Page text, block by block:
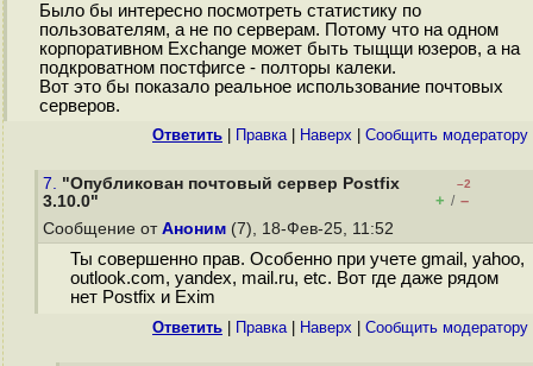
Было бы интересно посмотреть статистику по
пользователям, а не по серверам. Потому что на одном
корпоративном Exchange может быть тыщщи юзеров, а на
подкроватном постфигсе - полторы калеки.
Вот это бы показало реальное использование почтовых
серверов.
Ответить Правка| Наверх Cообщить модератору
7. "Опубликован почтовый сервер Postfix
3.10.0"
–2
+ / –
Сообщение от Аноним (7), 18-Фев-25, 11:52
Ты совершенно прав. Особенно при учете gmail, yahoo,
outlook.com, yandex, mail.ru, etc. Вот где даже рядом
нет Postfix и Exim
Ответить Правка| Наверх Cообщить модератору